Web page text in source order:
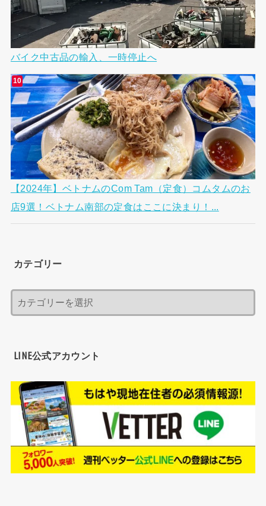
バイク中古品の輸入、一時停止へ
【2024年】ベトナムのCom Tam（定食）コムタムのお
店9選！ベトナム南部の定食はここに決まり！...
カテゴリー
LINE公式アカウント